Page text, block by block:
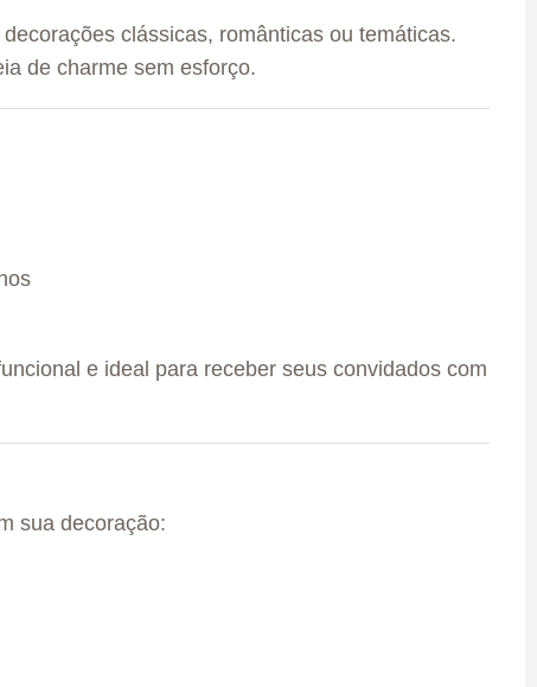
clássicas, românticas ou temáticas.
de charme sem esforço.
e ideal para receber seus convidados com
sua decoração: